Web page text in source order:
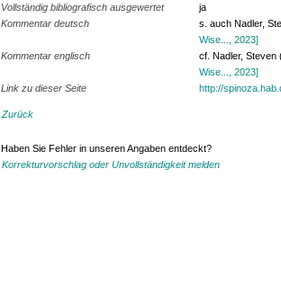
Vollständig bibliografisch ausgewertet
ja
Kommentar deutsch
s. auch Nadler,
Wise..., 2023]
Kommentar englisch
cf. Nadler,
Wise..., 2023]
Link zu dieser Seite
http://
Zurück
Haben Sie Fehler in unseren Angaben entdeckt?
Korrekturvorschlag oder Unvollständigkeit melden